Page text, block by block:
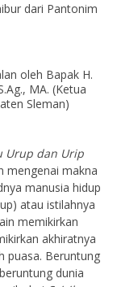
dari Pantonim
oleh Bapak H.
MA. (Ketua
Sleman)
Urup dan Urip
mengenai makna
manusia hidup
atau istilahnya
memikirkan
akhiratnya
puasa. Beruntung
dunia